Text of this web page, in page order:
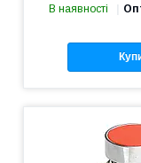
В наявності